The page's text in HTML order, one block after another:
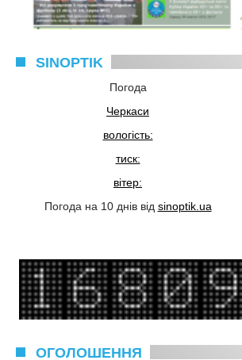
SINOPTIK
Погода
Черкаси
вологість:
тиск:
вітер:
Погода на 10 днів від sinoptik.ua
ОГОЛОШЕННЯ